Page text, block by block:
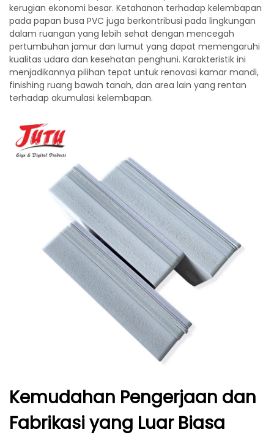
kerugian ekonomi besar. Ketahanan terhadap kelembapan
pada papan busa PVC juga berkontribusi pada lingkungan
dalam ruangan yang lebih sehat dengan mencegah
pertumbuhan jamur dan lumut yang dapat memengaruhi
kualitas udara dan kesehatan penghuni. Karakteristik ini
menjadikannya pilihan tepat untuk renovasi kamar mandi,
finishing ruang bawah tanah, dan area lain yang rentan
terhadap akumulasi kelembapan.
Kemudahan Pengerjaan dan
Fabrikasi yang Luar Biasa